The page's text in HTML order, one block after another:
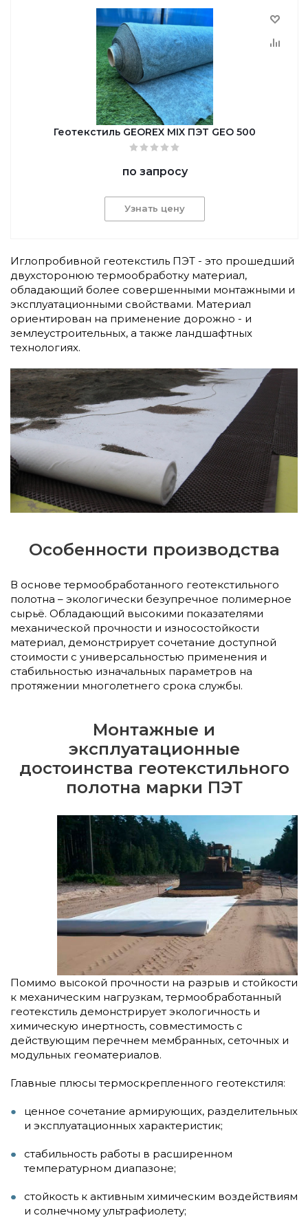
Геотекстиль GEОREX MIX ПЭТ GEO 500
по запросу
Узнать цену
Иглопробивной геотекстиль ПЭТ - это прошедший
двухсторонюю термообработку материал,
обладающий более совершенными монтажными и
эксплуатационными свойствами. Материал
ориентирован на применение дорожно - и
землеустроительных, а также ландшафтных
технологиях.
Особенности производства
В основе термообработанного геотекстильного
полотна – экологически безупречное полимерное
сырьё. Обладающий высокими показателями
механической прочности и износостойкости
материал, демонстрирует сочетание доступной
стоимости с универсальностью применения и
стабильностью изначальных параметров на
протяжении многолетнего срока службы.
Монтажные и
эксплуатационные
достоинства геотекстильного
полотна марки ПЭТ
Помимо высокой прочности на разрыв и стойкости
к механическим нагрузкам, термообработанный
геотекстиль демонстрирует экологичность и
химическую инертность, совместимость с
действующим перечнем мембранных, сеточных и
модульных геоматериалов.
Главные плюсы термоскрепленного геотекстиля:
ценное сочетание армирующих, разделительных
и эксплуатационных характеристик;
стабильность работы в расширенном
температурном диапазоне;
стойкость к активным химическим воздействиям
и солнечному ультрафиолету;